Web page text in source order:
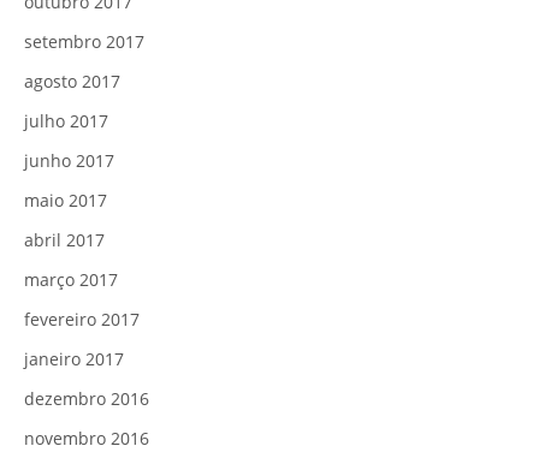
setembro 2017
agosto 2017
julho 2017
junho 2017
maio 2017
abril 2017
março 2017
fevereiro 2017
janeiro 2017
dezembro 2016
novembro 2016